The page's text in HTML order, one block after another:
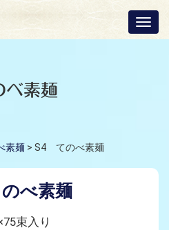
べ素麺
素麺 > S4 てのべ素麺
べ素麺
束入り